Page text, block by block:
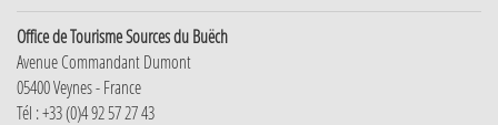
Office de Tourisme Sources du Buëch
Avenue Commandant Dumont
05400 Veynes - France
Tél : +33 (0)4 92 57 27 43